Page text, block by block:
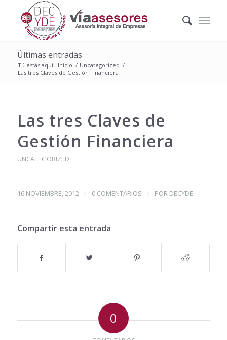
Últimas entradas
Tú estás aquí: Inicio / Uncategorized /
Las tres Claves de Gestión Financiera
Las tres Claves de
Gestión Financiera
UNCATEGORIZED
16 NOVIEMBRE, 2012 / 0 COMENTARIOS / POR DECYDE
Compartir esta entrada
0